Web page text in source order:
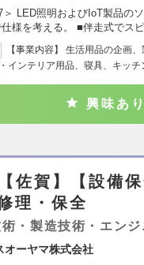
＞ LED照明およびIoT製品の
仕様を考える。 ■伴走式でス
【事業内容】 生活用品の企画
インテリア用品、寝具、キッ
興味あり
【佐賀】【設備
理・保全
・製造技術・エンジ
オーヤマ株式会社